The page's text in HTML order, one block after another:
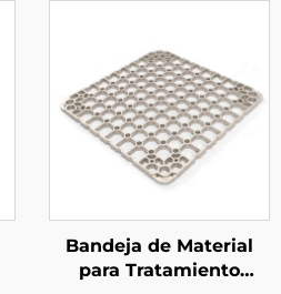
Bandeja de Material
para Tratamiento